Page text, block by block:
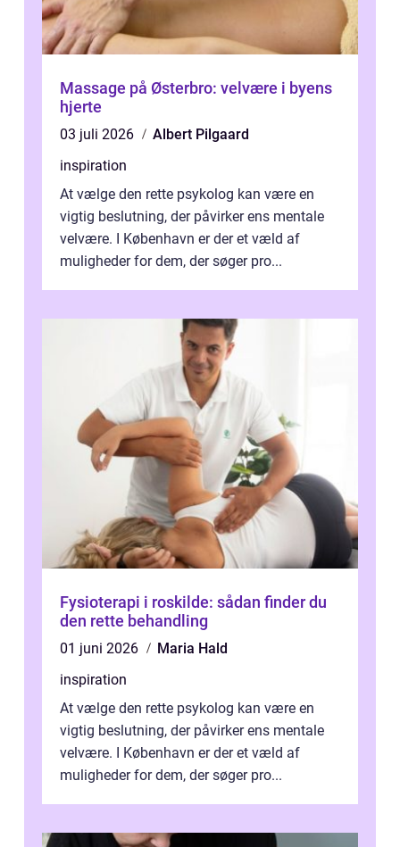
Massage på Østerbro: velvære i byens
hjerte
03 juli 2026
Albert Pilgaard
inspiration
At vælge den rette psykolog kan være en
vigtig beslutning, der påvirker ens mentale
velvære. I København er der et væld af
muligheder for dem, der søger pro...
Fysioterapi i roskilde: sådan finder du
den rette behandling
01 juni 2026
Maria Hald
inspiration
At vælge den rette psykolog kan være en
vigtig beslutning, der påvirker ens mentale
velvære. I København er der et væld af
muligheder for dem, der søger pro...